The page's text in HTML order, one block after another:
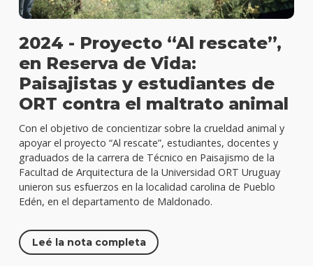
2024 - Proyecto “Al rescate”,
en Reserva de Vida:
Paisajistas y estudiantes de
ORT contra el maltrato animal
Con el objetivo de concientizar sobre la crueldad animal y
apoyar el proyecto “Al rescate”, estudiantes, docentes y
graduados de la carrera de Técnico en Paisajismo de la
Facultad de Arquitectura de la Universidad ORT Uruguay
unieron sus esfuerzos en la localidad carolina de Pueblo
Edén, en el departamento de Maldonado.
Leé la nota completa